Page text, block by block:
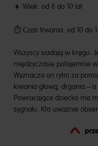
👧 Wiek: od 8 do 10 lat
⏱️ Czas trwania: od 10 do
Wszyscy siadają w kręgu.
międzyczasie potajemnie
Wyznacza on rytm za
kiwania głową, drgania –
Powracające dziecko ma
sygnału. Kto uważnie